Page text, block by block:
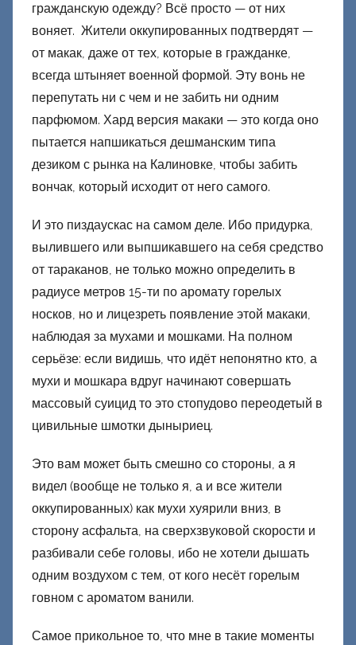
гражданскую одежду? Всё просто — от них
воняет. Жители оккупированных подтвердят —
от макак, даже от тех, которые в гражданке,
всегда штыняет военной формой. Эту вонь не
перепутать ни с чем и не забить ни одним
парфюмом. Хард версия макаки — это когда оно
пытается напшикаться дешманским типа
дезиком с рынка на Калиновке, чтобы забить
вончак, который исходит от него самого.
И это пиздаускас на самом деле. Ибо придурка,
вылившего или выпшикавшего на себя средство
от тараканов, не только можно определить в
радиусе метров 15-ти по аромату горелых
носков, но и лицезреть появление этой макаки,
наблюдая за мухами и мошками. На полном
серьёзе: если видишь, что идёт непонятно кто, а
мухи и мошкара вдруг начинают совершать
массовый суицид то это стопудово переодетый в
цивильные шмотки дыныриец.
Это вам может быть смешно со стороны, а я
видел (вообще не только я, а и все жители
оккупированных) как мухи хуярили вниз, в
сторону асфальта, на сверхзвуковой скорости и
разбивали себе головы, ибо не хотели дышать
одним воздухом с тем, от кого несёт горелым
говном с ароматом ванили.
Самое прикольное то, что мне в такие моменты